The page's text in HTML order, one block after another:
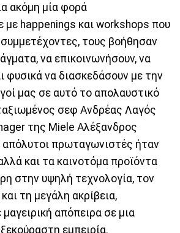
ακόμη μία φορά
happenings και workshops που
τους βοήθησαν
να επικοινωνήσουν, να
φυσικά να διασκεδάσουν με την
μας σε αυτό το απολαυστικό
σεφ Ανδρέας Λαγός
της Miele Αλέξανδρος
πρωταγωνιστές ήταν
και τα καινοτόμα προϊόντα
στην υψηλή τεχνολογία, τον
τη μεγάλη ακρίβεια,
απόπειρα σε μια
εμπειρία.